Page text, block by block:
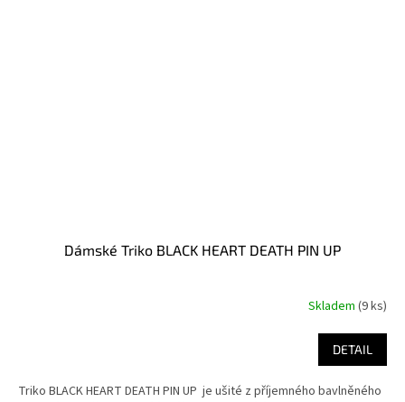
Dámské Triko BLACK HEART DEATH PIN UP
Skladem (9 ks)
DETAIL
Triko BLACK HEART DEATH PIN UP je ušité z příjemného bavlněného